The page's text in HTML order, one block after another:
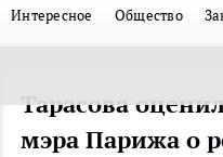
Интересное Общество
Тарасова
мэра Парижа о